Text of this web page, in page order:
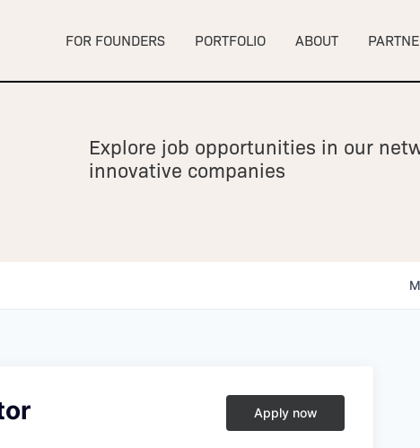
FOR FOUNDERS PORTFOLIO ABOUT
Explore job opportunities in our
innovative companies
Apply now